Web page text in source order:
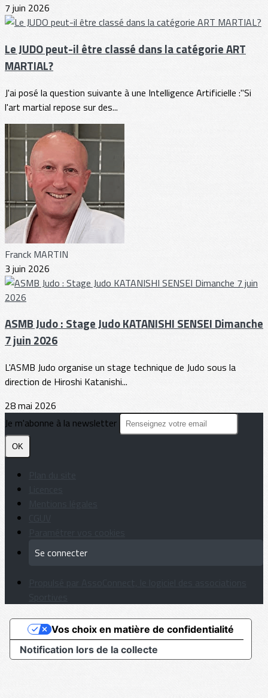
7 juin 2026
Le JUDO peut-il être classé dans la catégorie ART
MARTIAL?
J'ai posé la question suivante à une Intelligence Artificielle :"Si
l'art martial repose sur des...
Franck MARTIN
3 juin 2026
ASMB Judo : Stage Judo KATANISHI SENSEI Dimanche
7 juin 2026
L'ASMB Judo organise un stage technique de Judo sous la
direction de Hiroshi Katanishi...
28 mai 2026
Je m'abonne à la newsletter
OK
Se connecter
Notification lors de la collecte
Vos choix en matière de confidentialité